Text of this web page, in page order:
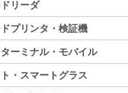
リーダ
プリンタ・検証機
ーミナル・モバイル
・スマートグラス